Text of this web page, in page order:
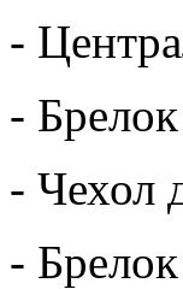
-
-
- Чехол
-